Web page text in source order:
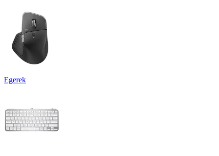
Egerek